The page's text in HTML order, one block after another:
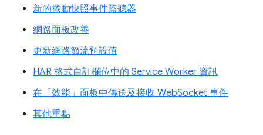
新的捲動快照事件監聽器
網路面板改善
更新網路節流預設值
HAR 格式自訂欄位中的 Service Worker 資訊
在「效能」面板中傳送及接收 WebSocket 事件
其他重點